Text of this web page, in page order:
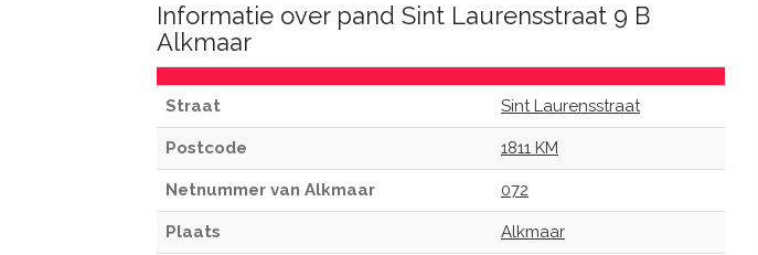
Informatie over pand Sint Laurensstraat 9 B
Alkmaar
Straat Sint Laurensstraat
Postcode 1811 KM
Netnummer van Alkmaar 072
Plaats Alkmaar